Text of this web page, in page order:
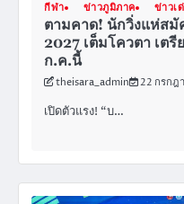
กีฬา ข่าวภูมิภาค ข่าวเ
ตามคาด! นักวิ่งแห่สมั
2027 เต็มโควตา เต
ก.ค.นี้
theisara_admin 22 กรกฎ
เปิดตัวแรง! “บ…